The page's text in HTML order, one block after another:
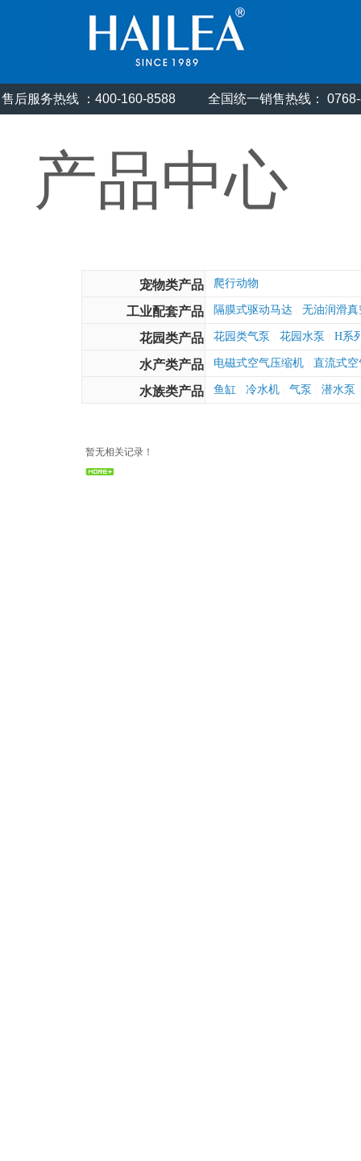
产品中心
宠物类产品 爬行动物
工业配套产品 隔膜式驱动马达 无油润滑真
花园类产品 花园类气泵 花园水泵 H系
水产类产品 电磁式空气压缩机 直流式
水族类产品 鱼缸 冷水机 气泵 潜水泵
暂无相关记录！
售后服务热线 ：400-160-8588 全国统一销售热线：